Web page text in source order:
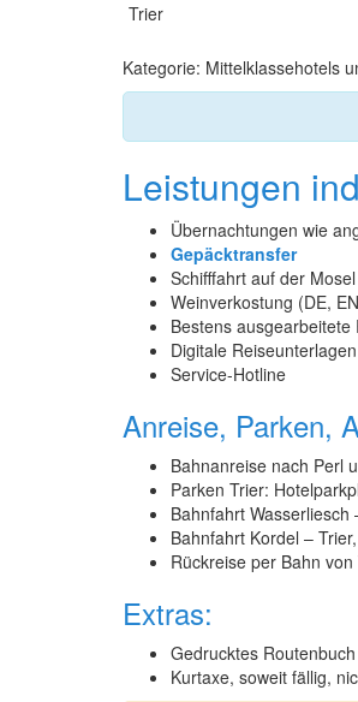
Trier
Kategorie: Mittelklassehotels
Leistungen
Übernachtungen wie
Gepäcktransfer
Schifffahrt auf der Mosel
Weinverkostung (DE,
Bestens ausgearbeitete
Digitale
Service-Hotline
Anreise, Parken,
Bahnanreise nach Perl
Parken Trier:
Bahnfahrt
Bahnfahrt Kordel –
Rückreise per Bahn
Extras:
Gedrucktes
Kurtaxe, soweit fällig,